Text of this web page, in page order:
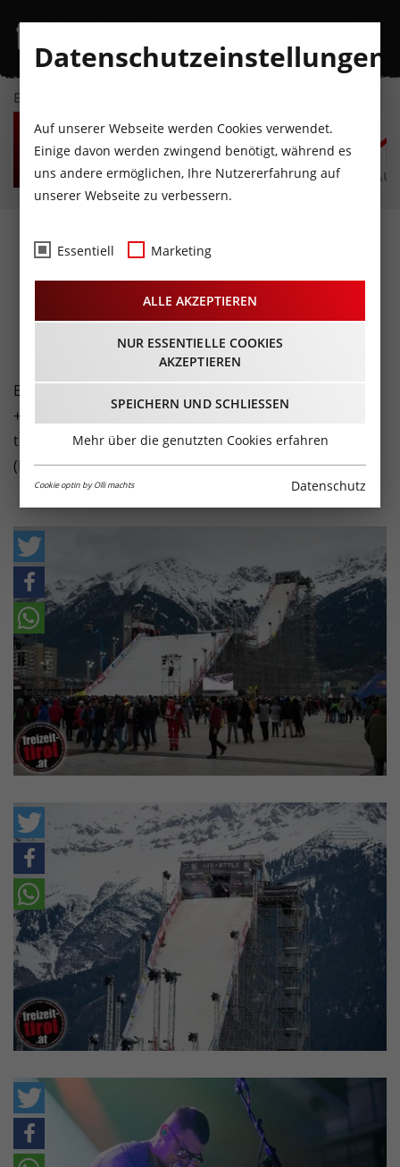
EVENTKALENDER
FR
7
AUGUST
SA
8
AUGUST
SO
9
AUGUST
MO
10
AUGUST
DI
11
AUGUST
Fotos- Air+Style, Teil
1@Innsbruck
04.02.2017
Erstmals auf zwei Tage ausgedehnt begeisterte das Air
+ Style wieder die Massen. Höchste sportliche Action,
tolle Liveacts - hier die Bilder vom Event in Innsbruck.
(Fotos: Flo Glatzl)
Datenschutzeinstellungen
Auf unserer Webseite werden Cookies verwendet.
Einige davon werden zwingend benötigt, während es
uns andere ermöglichen, Ihre Nutzererfahrung auf
unserer Webseite zu verbessern.
Essentiell Marketing
ALLE AKZEPTIEREN
NUR ESSENTIELLE COOKIES
AKZEPTIEREN
SPEICHERN UND SCHLIESSEN
Mehr über die genutzten Cookies erfahren
Cookie optin by Olli machts Datenschutz